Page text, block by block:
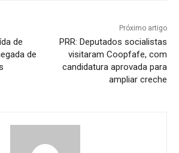
de
de
Próximo artigo
PRR: Deputados socialistas
visitaram Coopfafe, com
candidatura aprovada para
ampliar creche